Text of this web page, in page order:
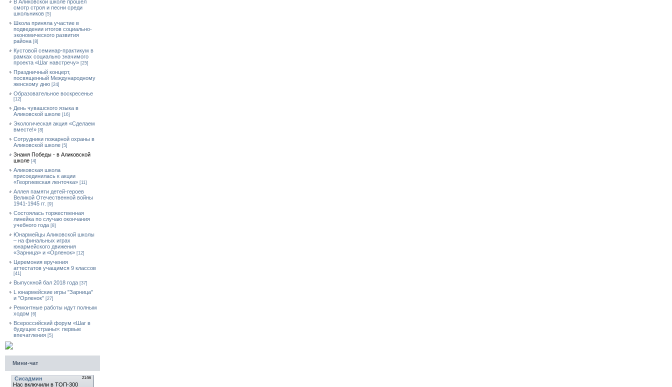
В Аликовской школе прошел
смотр строя и песни среди
школьников [5]
Школа приняла участие в
подведении итогов социально-
экономического развития
района [8]
Кустовой семинар-практикум в
рамках социально значимого
проекта «Шаг навстречу» [25]
Праздничный концерт,
посвященный Международному
женскому дню [24]
Образовательное воскресенье
[12]
День чувашского языка в
Аликовской школе [16]
Экологическая акция «Сделаем
вместе!» [8]
Сотрудники пожарной охраны в
Аликовской школе [5]
Знамя Победы - в Аликовской
школе [4]
Аликовская школа
присоединилась к акции
«Георгиевская ленточка» [11]
Аллея памяти детей-героев
Великой Отечественной войны
1941-1945 гг. [9]
Cостоялась торжественная
линейка по случаю окончания
учебного года [8]
Юнармейцы Аликовской школы
– на финальных играх
юнармейского движения
«Зарница» и «Орленок» [12]
Церемония вручения
аттестатов учащимся 9 классов
[41]
Выпускной бал 2018 года [37]
L юнармейские игры "Зарница"
и "Орленок" [27]
Ремонтные работы идут полным
ходом [6]
Всероссийский форум «Шаг в
будущее страны»: первые
впечатления [5]
Мини-чат